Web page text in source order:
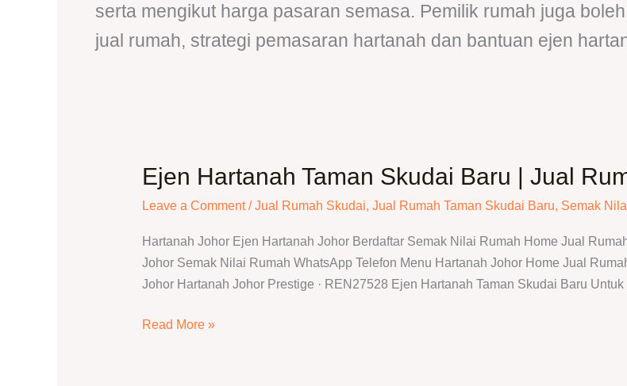
serta mengikut harga pasaran semasa. Pemilik rumah juga
jual rumah, strategi pemasaran hartanah dan bantuan ejen
Ejen Hartanah Taman Skudai Baru | Jual
Leave a Comment /Jual Rumah Skudai, Jual Rumah Taman Skudai Baru, Semak
Hartanah Johor Ejen Hartanah Johor Berdaftar Semak Nilai Rumah Home Jual
Johor Semak Nilai Rumah WhatsApp Telefon Menu Hartanah Johor Home Jual
Johor Hartanah Johor Prestige · REN27528 Ejen Hartanah Taman Skudai Baru
Ejen
Hartanah
Taman
Skudai
Baru
Rumah
Read More »